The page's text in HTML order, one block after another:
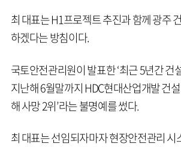
최 대표는 H1프로젝트 추진과 함께 광주
하겠다는 방침이다.
국토안전관리원이 발표한 ‘최근 5년간
지난해 6월말까지 HDC현대산업개발 건
해 사망 2위’라는 불명예를 썼다.
최 대표는 선임되자마자 현장안전관리 시